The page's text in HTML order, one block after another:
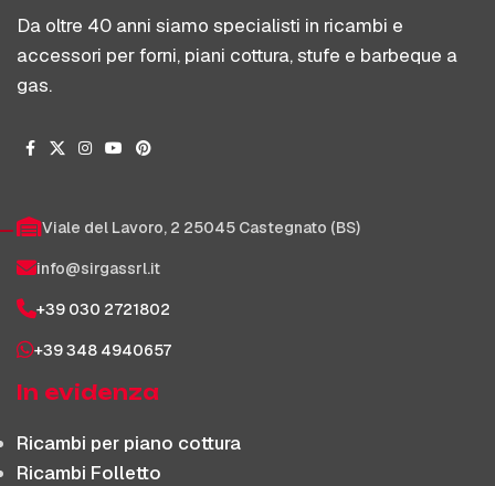
Da oltre 40 anni siamo specialisti in ricambi e
accessori per forni, piani cottura, stufe e barbeque a
gas.
Viale del Lavoro, 2 25045 Castegnato (BS)
info@sirgassrl.it
+39 030 2721802
+39 348 4940657
In evidenza
Ricambi per piano cottura
Ricambi Folletto